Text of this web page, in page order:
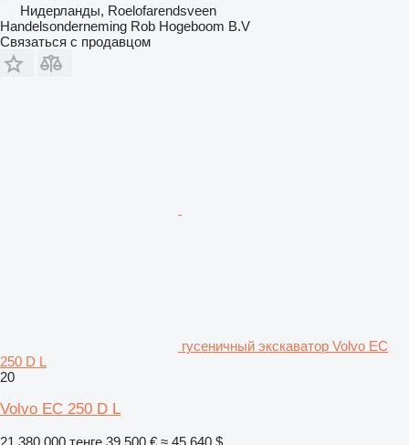
Нидерланды, Roelofarendsveen
Handelsonderneming Rob Hogeboom B.V
Связаться с продавцом
гусеничный экскаватор Volvo EC
250 D L
20
Volvo EC 250 D L
21 380 000 тенге 39 500 € ≈ 45 640 $